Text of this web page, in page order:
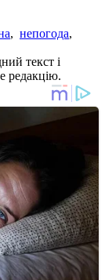
, непогода,
текст і
редакцію.